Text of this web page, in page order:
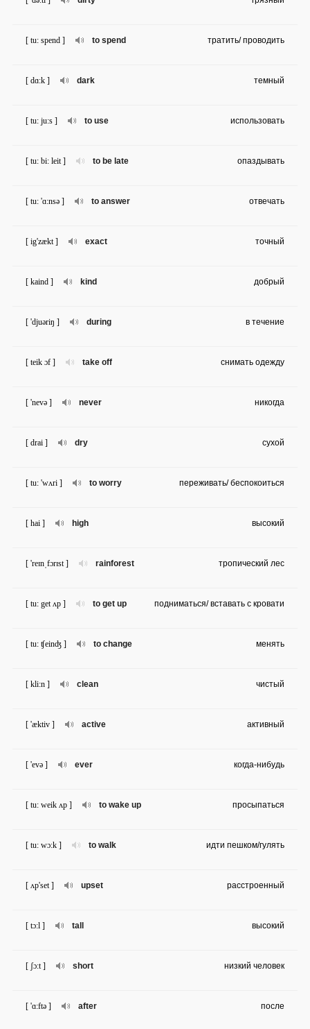
to spend
[ tu: spend ] тратить/ проводить
dark
[ dɑ:k ] темный
to use
[ tu: ju:s ] использовать
to be late
[ tu: bi: leit ] опаздывать
to answer
[ tu: 'ɑ:nsə ] отвечать
exact
[ ig'zækt ] точный
kind
[ kaind ] добрый
during
[ 'djuəriŋ ] в течение
take off
[ teik ɔf ] снимать одежду
never
[ 'nevə ] никогда
dry
[ drai ] сухой
to worry
[ tu: 'wʌri ] переживать/ беспокоиться
high
[ hai ] высокий
rainforest
[ 'reɪnˌfɔrɪst ] тропический лес
to get up
[ tu: get ʌp ] подниматься/ вставать с кровати
to change
[ tu: ʧeinʤ ] менять
clean
[ kli:n ] чистый
active
[ 'æktiv ] активный
ever
[ 'evə ] когда-нибудь
to wake up
[ tu: weik ʌp ] просыпаться
to walk
[ tu: wɔ:k ] идти пешком/гулять
upset
[ ʌp'set ] расстроенный
tall
[ tɔ:l ] высокий
short
[ ʃɔ:t ] низкий человек
after
[ 'ɑ:ftə ] после